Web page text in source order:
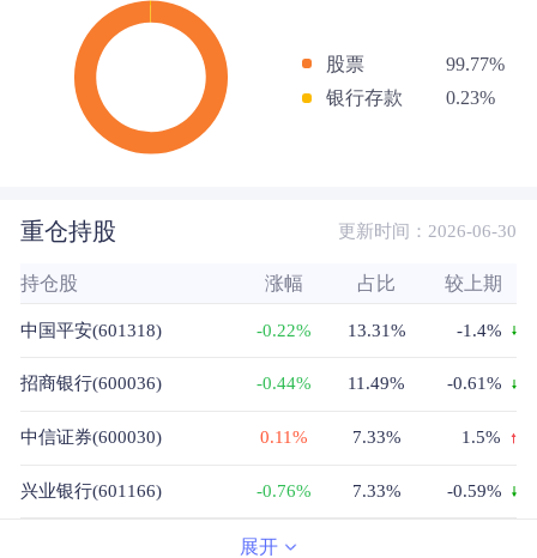
股票
99.77%
银行存款
0.23%
重仓持股 更新时间：2026-06-30
持仓股 涨幅 占比 较上期
中国平安(601318) -0.22% 13.31% -1.4%
招商银行(600036) -0.44% 11.49% -0.61%
中信证券(600030) 0.11% 7.33% 1.5%
兴业银行(601166) -0.76% 7.33% -0.59%
-0.53%
展开